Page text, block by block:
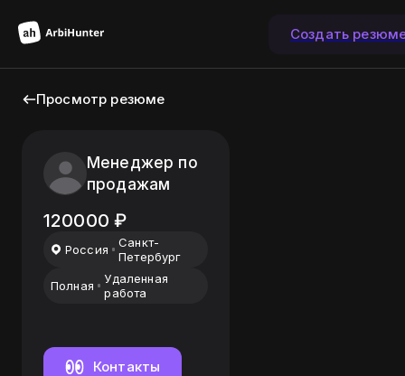
Создать
Просмотр резюме
Менеджер по
продажам
120000 ₽
Россия
Санкт-
Петербург
Полная
Удаленная
работа
Контакты